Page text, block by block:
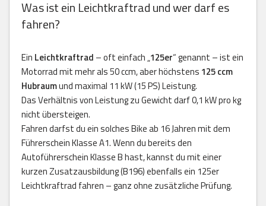
Was ist ein Leichtkraftrad und wer darf es
fahren?
Ein Leichtkraftrad – oft einfach „125er“ genannt – ist ein
Motorrad mit mehr als 50 ccm, aber höchstens 125 ccm
Hubraumund maximal 11 kW (15 PS) Leistung.
Das Verhältnis von Leistung zu Gewicht darf 0,1 kW pro kg
nicht übersteigen.
Fahren darfst du ein solches Bike ab 16 Jahren mit dem
Führerschein Klasse A1. Wenn du bereits den
Autoführerschein Klasse B hast, kannst du mit einer
kurzen Zusatzausbildung (B196) ebenfalls ein 125er
Leichtkraftrad fahren – ganz ohne zusätzliche Prüfung.